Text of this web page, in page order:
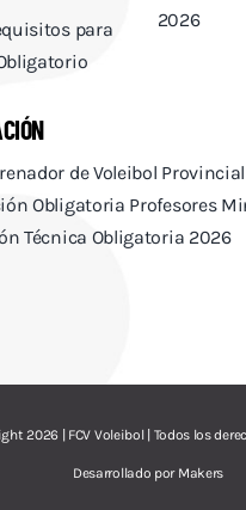
para
2026
de Voleibol
Obligatoria Profesores
Técnica Obligatoria 2026
2026 | FCV Voleibol | Todos los
Desarrollado por Makers